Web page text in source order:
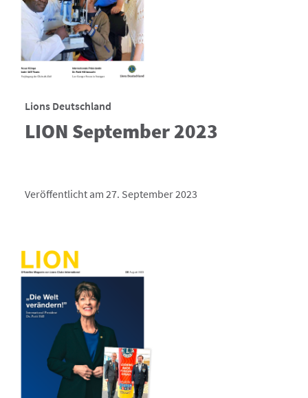
Lions Deutschland
LION September 2023
Veröffentlicht am 27. September 2023